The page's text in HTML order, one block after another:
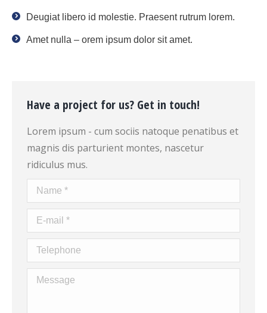
Deugiat libero id molestie. Praesent rutrum lorem.
Amet nulla – orem ipsum dolor sit amet.
Have a project for us? Get in touch!
Lorem ipsum - cum sociis natoque penatibus et
magnis dis parturient montes, nascetur
ridiculus mus.
Name *
E-mail *
Telephone
Message